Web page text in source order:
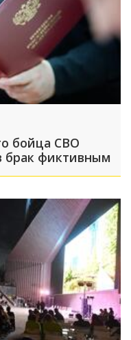
бойца СВО
брак фиктивным